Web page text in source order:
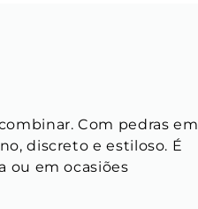
Com pedras em
discreto e estiloso. É
ou em ocasiões